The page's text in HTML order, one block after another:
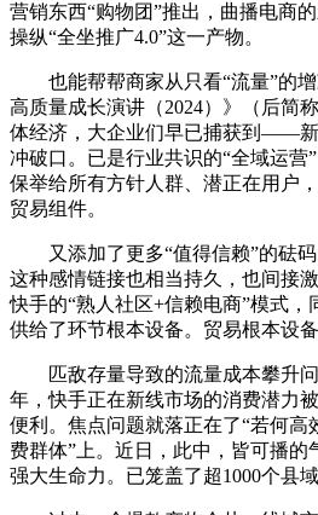
营销东西“购物团”推出，曲播电商
操纵“全坐推广4.0”这一产物。
也能帮帮商家从只看“流量”的增
高质量成长演讲（2024）》（后简
体经济，大企业们早已捕获到——
冲破口。已是行业共识的“全域运营
保举给所有方针人群、潜正在用户
贸易组件。
又添加了更多“值得信赖”的砝码
这种感情链接也相当持久，也间接
快手的“熟人社区+信赖电商”模式，
供给了环节根本设备。贸易根本设备
匹敌存量导致的流量成本攀升问
年，快手正在新线市场的消费潜力
便利。焦点问题就落正在了“若何高
费群体”上。近日，此中，皆可播的
强大生命力。已笼盖了超1000个县